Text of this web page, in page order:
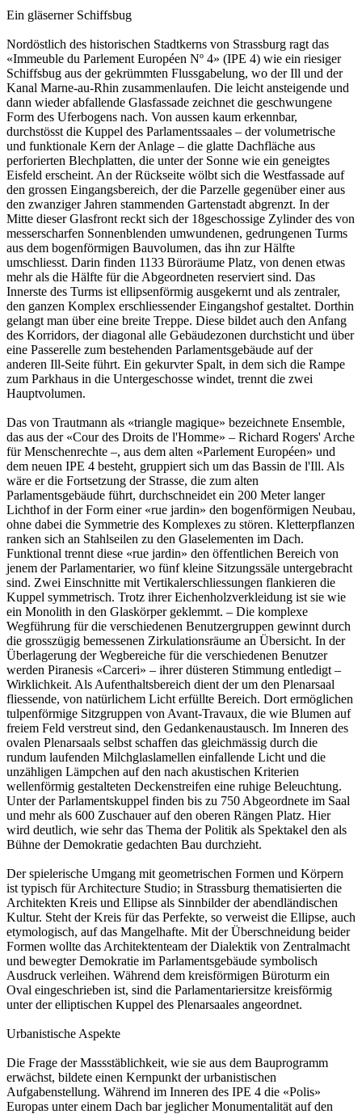
Ein gläserner Schiffsbug
Nordöstlich des historischen Stadtkerns von Strassburg ragt das
«Immeuble du Parlement Européen Nº 4» (IPE 4) wie ein riesiger
Schiffsbug aus der gekrümmten Flussgabelung, wo der Ill und der
Kanal Marne-au-Rhin zusammenlaufen. Die leicht ansteigende und
dann wieder abfallende Glasfassade zeichnet die geschwungene
Form des Uferbogens nach. Von aussen kaum erkennbar,
durchstösst die Kuppel des Parlamentssaales – der volumetrische
und funktionale Kern der Anlage – die glatte Dachfläche aus
perforierten Blechplatten, die unter der Sonne wie ein geneigtes
Eisfeld erscheint. An der Rückseite wölbt sich die Westfassade auf
den grossen Eingangsbereich, der die Parzelle gegenüber einer aus
den zwanziger Jahren stammenden Gartenstadt abgrenzt. In der
Mitte dieser Glasfront reckt sich der 18geschossige Zylinder des von
messerscharfen Sonnenblenden umwundenen, gedrungenen Turms
aus dem bogenförmigen Bauvolumen, das ihn zur Hälfte
umschliesst. Darin finden 1133 Büroräume Platz, von denen etwas
mehr als die Hälfte für die Abgeordneten reserviert sind. Das
Innerste des Turms ist ellipsenförmig ausgekernt und als zentraler,
den ganzen Komplex erschliessender Eingangshof gestaltet. Dorthin
gelangt man über eine breite Treppe. Diese bildet auch den Anfang
des Korridors, der diagonal alle Gebäudezonen durchsticht und über
eine Passerelle zum bestehenden Parlamentsgebäude auf der
anderen Ill-Seite führt. Ein gekurvter Spalt, in dem sich die Rampe
zum Parkhaus in die Untergeschosse windet, trennt die zwei
Hauptvolumen.
Das von Trautmann als «triangle magique» bezeichnete Ensemble,
das aus der «Cour des Droits de l'Homme» – Richard Rogers' Arche
für Menschenrechte –, aus dem alten «Parlement Européen» und
dem neuen IPE 4 besteht, gruppiert sich um das Bassin de l'Ill. Als
wäre er die Fortsetzung der Strasse, die zum alten
Parlamentsgebäude führt, durchschneidet ein 200 Meter langer
Lichthof in der Form einer «rue jardin» den bogenförmigen Neubau,
ohne dabei die Symmetrie des Komplexes zu stören. Kletterpflanzen
ranken sich an Stahlseilen zu den Glaselementen im Dach.
Funktional trennt diese «rue jardin» den öffentlichen Bereich von
jenem der Parlamentarier, wo fünf kleine Sitzungssäle untergebracht
sind. Zwei Einschnitte mit Vertikalerschliessungen flankieren die
Kuppel symmetrisch. Trotz ihrer Eichenholzverkleidung ist sie wie
ein Monolith in den Glaskörper geklemmt. – Die komplexe
Wegführung für die verschiedenen Benutzergruppen gewinnt durch
die grosszügig bemessenen Zirkulationsräume an Übersicht. In der
Überlagerung der Wegbereiche für die verschiedenen Benutzer
werden Piranesis «Carceri» – ihrer düsteren Stimmung entledigt –
Wirklichkeit. Als Aufenthaltsbereich dient der um den Plenarsaal
fliessende, von natürlichem Licht erfüllte Bereich. Dort ermöglichen
tulpenförmige Sitzgruppen von Avant-Travaux, die wie Blumen auf
freiem Feld verstreut sind, den Gedankenaustausch. Im Inneren des
ovalen Plenarsaals selbst schaffen das gleichmässig durch die
rundum laufenden Milchglaslamellen einfallende Licht und die
unzähligen Lämpchen auf den nach akustischen Kriterien
wellenförmig gestalteten Deckenstreifen eine ruhige Beleuchtung.
Unter der Parlamentskuppel finden bis zu 750 Abgeordnete im Saal
und mehr als 600 Zuschauer auf den oberen Rängen Platz. Hier
wird deutlich, wie sehr das Thema der Politik als Spektakel den als
Bühne der Demokratie gedachten Bau durchzieht.
Der spielerische Umgang mit geometrischen Formen und Körpern
ist typisch für Architecture Studio; in Strassburg thematisierten die
Architekten Kreis und Ellipse als Sinnbilder der abendländischen
Kultur. Steht der Kreis für das Perfekte, so verweist die Ellipse, auch
etymologisch, auf das Mangelhafte. Mit der Überschneidung beider
Formen wollte das Architektenteam der Dialektik von Zentralmacht
und bewegter Demokratie im Parlamentsgebäude symbolisch
Ausdruck verleihen. Während dem kreisförmigen Büroturm ein
Oval eingeschrieben ist, sind die Parlamentariersitze kreisförmig
unter der elliptischen Kuppel des Plenarsaales angeordnet.
Urbanistische Aspekte
Die Frage der Massstäblichkeit, wie sie aus dem Bauprogramm
erwächst, bildete einen Kernpunkt der urbanistischen
Aufgabenstellung. Während im Inneren des IPE 4 die «Polis»
Europas unter einem Dach bar jeglicher Monumentalität auf den